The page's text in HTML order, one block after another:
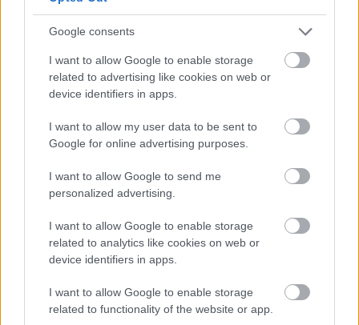
Google consents
I want to allow Google to enable storage
related to advertising like cookies on web or
device identifiers in apps.
I want to allow my user data to be sent to
Google for online advertising purposes.
I want to allow Google to send me
personalized advertising.
I want to allow Google to enable storage
related to analytics like cookies on web or
device identifiers in apps.
I want to allow Google to enable storage
related to functionality of the website or app.
aleveleket szemmel.
Amit én nagyon szívesen látnék labs featureként, az
a címkéket tartalmazó oszlop dinamikus
rendezhetősége, pl. olvasatlan levelek sorszáma
alapján rendezés, vagy a csak olvasott leveleket
tartalmazó címkék eltüntetése egy dropdown menü
mögé, hogy 100 címkénél a Z betűs labelhez ne
agyvihar
17 éve
@Lexand
: A hierarchia az fastruktúra. A címkézés
gráfstruktúra. Gráffal fát is le tudsz írni, a különbség
annyi, hogy mappák esetén egyetlen merev